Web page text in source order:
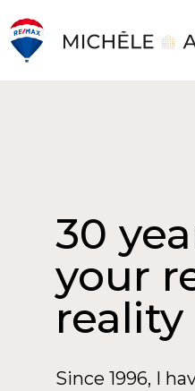
30
your
reality
Since 1996, I